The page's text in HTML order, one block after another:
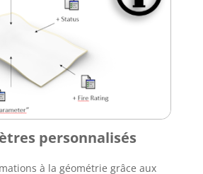
personnalisés
à la géométrie grâce aux